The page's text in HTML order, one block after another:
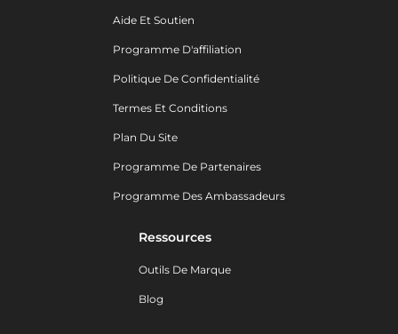
Aide Et Soutien
Programme D'affiliation
Politique De Confidentialité
Termes Et Conditions
Plan Du Site
Programme De Partenaires
Programme Des Ambassadeurs
Ressources
Outils De Marque
Blog